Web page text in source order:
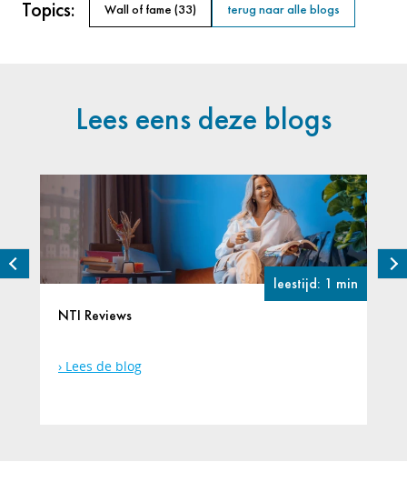
Topics: Wall of fame (33) terug naar alle blogs
Lees eens deze blogs
leestijd: 1 min
NTI Reviews
Lees de blog